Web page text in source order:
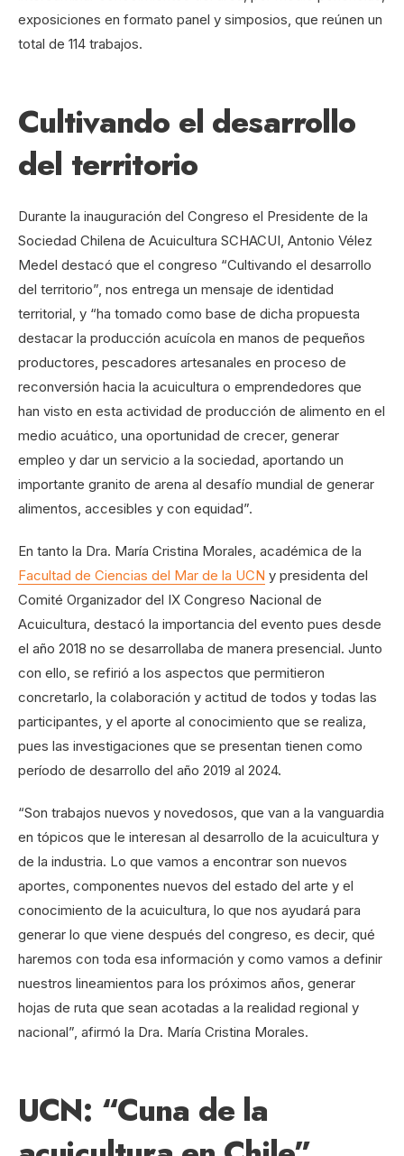
exposiciones en formato panel y simposios, que reúnen un
total de 114 trabajos.
Cultivando el desarrollo
del territorio
Durante la inauguración del Congreso el Presidente de la
Sociedad Chilena de Acuicultura SCHACUI, Antonio Vélez
Medel destacó que el congreso “Cultivando el desarrollo
del territorio”, nos entrega un mensaje de identidad
territorial, y “ha tomado como base de dicha propuesta
destacar la producción acuícola en manos de pequeños
productores, pescadores artesanales en proceso de
reconversión hacia la acuicultura o emprendedores que
han visto en esta actividad de producción de alimento en el
medio acuático, una oportunidad de crecer, generar
empleo y dar un servicio a la sociedad, aportando un
importante granito de arena al desafío mundial de generar
alimentos, accesibles y con equidad”.
En tanto la Dra. María Cristina Morales, académica de la
Facultad de Ciencias del Mar de la UCN y presidenta del
Comité Organizador del IX Congreso Nacional de
Acuicultura, destacó la importancia del evento pues desde
el año 2018 no se desarrollaba de manera presencial. Junto
con ello, se refirió a los aspectos que permitieron
concretarlo, la colaboración y actitud de todos y todas las
participantes, y el aporte al conocimiento que se realiza,
pues las investigaciones que se presentan tienen como
período de desarrollo del año 2019 al 2024.
“Son trabajos nuevos y novedosos, que van a la vanguardia
en tópicos que le interesan al desarrollo de la acuicultura y
de la industria. Lo que vamos a encontrar son nuevos
aportes, componentes nuevos del estado del arte y el
conocimiento de la acuicultura, lo que nos ayudará para
generar lo que viene después del congreso, es decir, qué
haremos con toda esa información y como vamos a definir
nuestros lineamientos para los próximos años, generar
hojas de ruta que sean acotadas a la realidad regional y
nacional”, afirmó la Dra. María Cristina Morales.
UCN: “Cuna de la